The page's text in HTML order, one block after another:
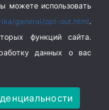
можете использовать
general/opt-out.html.
функций сайта.
данных о вас